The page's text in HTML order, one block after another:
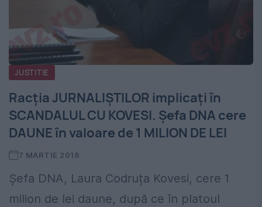
JUSTITIE
Racția JURNALIȘTILOR implicați în
SCANDALUL CU KOVESI. Șefa DNA cere
DAUNE în valoare de 1 MILION DE LEI
7 MARTIE 2018
Șefa DNA, Laura Codruța Kovesi, cere 1
milion de lei daune, după ce în platoul